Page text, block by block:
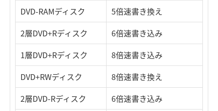
DVD-RAMディスク
5倍速書き換え
2層DVD+Rディスク
6倍速書き込み
1層DVD+Rディスク
8倍速書き込み
DVD+RWディスク
8倍速書き換え
2層DVD-Rディスク
6倍速書き込み